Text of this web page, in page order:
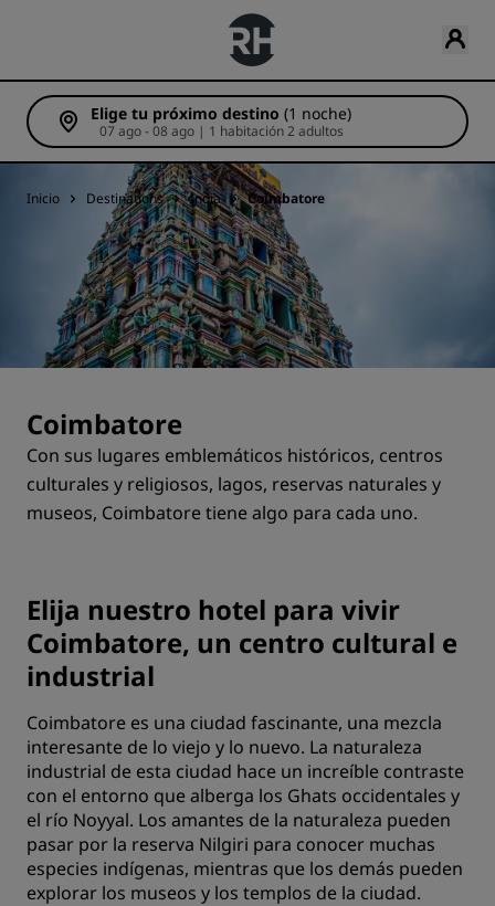
Elige tu próximo destino (1 noche)
07 ago - 08 ago | 1 habitación 2 adultos
Inicio Destinations India Coimbatore
Coimbatore
Con sus lugares emblemáticos históricos, centros
culturales y religiosos, lagos, reservas naturales y
museos, Coimbatore tiene algo para cada uno.
Elija nuestro hotel para vivir
Coimbatore, un centro cultural e
industrial
Coimbatore es una ciudad fascinante, una mezcla
interesante de lo viejo y lo nuevo. La naturaleza
industrial de esta ciudad hace un increíble contraste
con el entorno que alberga los Ghats occidentales y
el río Noyyal. Los amantes de la naturaleza pueden
pasar por la reserva Nilgiri para conocer muchas
especies indígenas, mientras que los demás pueden
explorar los museos y los templos de la ciudad.